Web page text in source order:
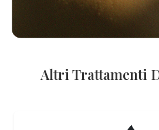
Altri Trattamenti